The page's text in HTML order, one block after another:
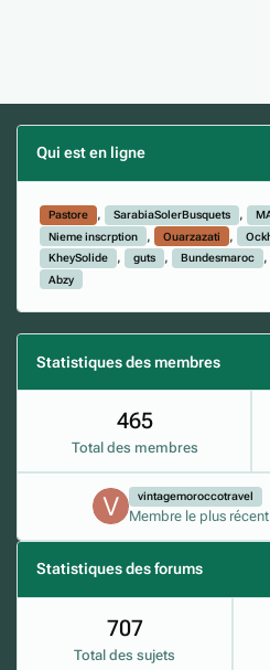
Qui est en ligne
Pastore SarabiaSolerBusquets
Nieme inscrption
Ouarzazati
KheySolide
guts Bundesmaroc
Abzy
Statistiques des membres
465
Total des membres
vintagemoroccotravel
Membre le plus récent
Statistiques des forums
Total des sujets
707